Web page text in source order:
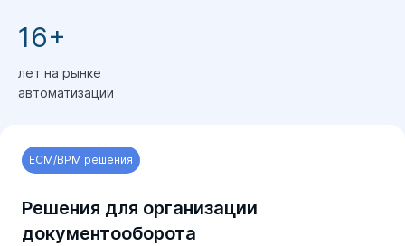
16+
лет на рынке
автоматизации
ECM/BPM решения
Решения для организации
документооборота